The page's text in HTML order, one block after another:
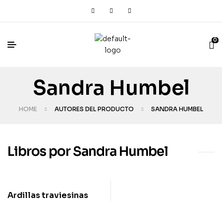
0
Sandra Humbel
HOME AUTORES DEL PRODUCTO SANDRA HUMBEL
Libros por Sandra Humbel
Ardillas traviesinas